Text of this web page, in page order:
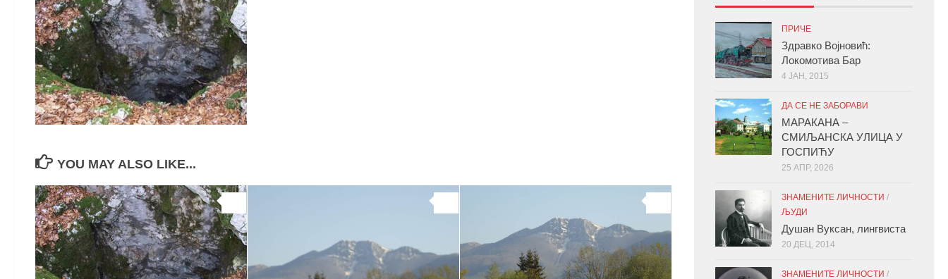
YOU MAY ALSO LIKE...
ПРИЧЕ
Здравко Војновић:
Локомотива Бар
4 ЈАН, 2015
ДА СЕ НЕ ЗАБОРАВИ
МАРАКАНА –
СМИЉАНСКА УЛИЦА У
ГОСПИЋУ
25 АПР, 2026
ЗНАМЕНИТЕ ЛИЧНОСТИ /
ЉУДИ
Душан Вуксан, лингвиста
20 ДЕЦ, 2014
ЗНАМЕНИТЕ ЛИЧНОСТИ /